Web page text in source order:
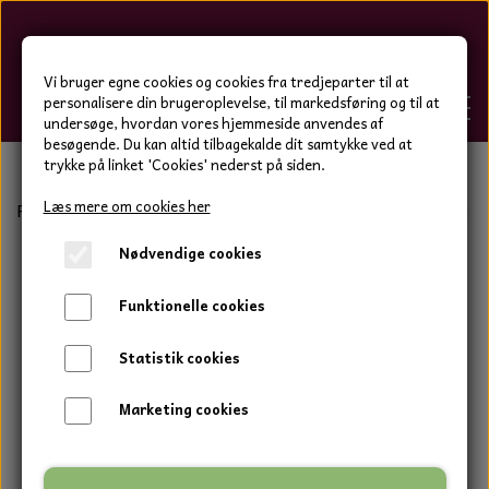
Hygge-Liv
FORSIDE
WEBSHOP
BOLIG OG HAVE
DUFTBLOKKE OG TILBEHØR
DUFT BLOKKE
VINDSPIL
HJEMMESKO OG TØJ
HJEMMESKO
RESTSALG
HJEMMESKO OG TØJ
HJEMMESKO
LÆDER BÆLTER - TASKER - CAPS
TERMOSTRØMPER LEGGINGS
Forside Bolig og have
Vi bruger egne cookies og cookies fra tredjeparter til at
personalisere din brugeroplevelse, til markedsføring og til at
undersøge, hvordan vores hjemmeside anvendes af
besøgende. Du kan altid tilbagekalde dit samtykke ved at
trykke på linket 'Cookies' nederst på siden.
Læs mere om cookies her
Nødvendige cookies
Funktionelle cookies
Statistik cookies
Marketing cookies